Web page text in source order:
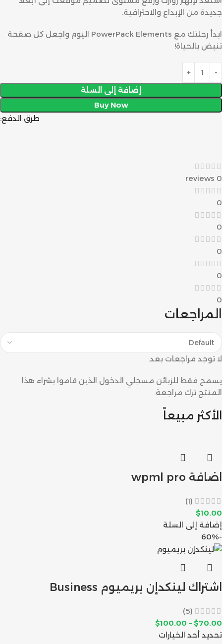
جديدة من الإبداع والاحترافية.
ابدأ رحلتك مع PowerPack Elements اليوم واجعل كل صفحة
تنبض بالحياة!
إضافة إلى السلة
Buy Now
طرق الدفع:
0 reviews
0
0
0
0
0
المراجعات
لا توجد مراجعات بعد.
يسمح فقط للزبائن مسجلي الدخول الذين قاموا بشراء هذا
المنتج ترك مراجعة.
الأكثر مبيعاً
اضافة wpml pro
(1)
$10.00
إضافة إلى السلة
-60%
اشتراك لينكدإن بريميوم Business
(5)
$70.00
–
$100.00
تحديد أحد الخيارات